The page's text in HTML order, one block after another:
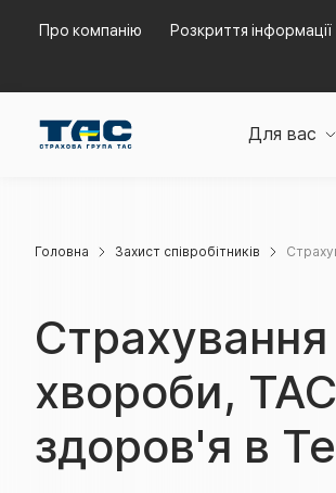
Про компанію Розкриття інформації
Для вас
Головна Захист співробітників
хвороби,
здоров'я в